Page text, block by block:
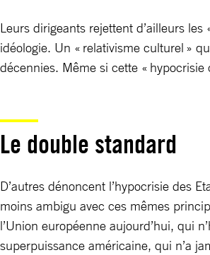
Leurs dirigeants rejettent d’ailleurs
idéologie. Un « relativisme culturel »
décennies. Même si cette «
Le double standard
D’autres dénoncent l’hypocrisie des
moins ambigu avec ces mêmes
l’Union européenne aujourd’hui, qui
superpuissance américaine, qui n’a